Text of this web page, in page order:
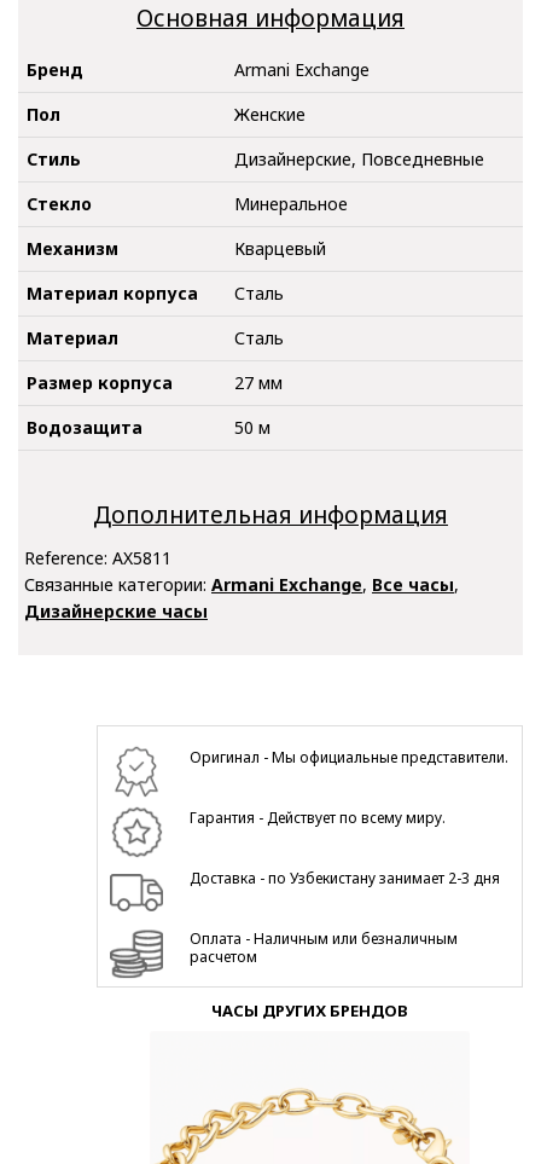
Основная информация
Бренд
Armani Exchange
Пол
Женские
Стиль
Дизайнерские, Повседневные
Стекло
Минеральное
Механизм
Кварцевый
Материал корпуса
Сталь
Материал
Сталь
Размер корпуса
27 мм
Водозащита
50 м
Дополнительная информация
Reference: AX5811
Связанные категории: Armani Exchange, Все часы,
Дизайнерские часы
Оригинал - Мы официальные представители.
Гарантия - Действует по всему миру.
Доставка - по Узбекистану занимает 2-3 дня
Оплата - Наличным или безналичным
расчетом
ЧАСЫ ДРУГИХ БРЕНДОВ